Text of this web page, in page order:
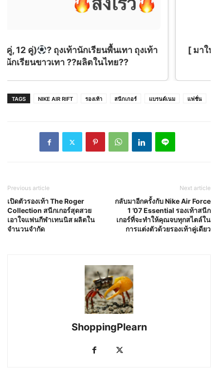
[ มาใหม่ ] รองเท้าผ้าใบสุดชิค สีใหม่ครีมดำ สวย
ไม่ซ้ำใคร พร้อมส่งจากไทย
TAGS NIKE AIR RIFT รองเท้า สนีกเกอร์ แบรนด์เนม แฟชั่น
Previous article
เปิดตัวรองเท้า The Roger
Collection สนีกเกอร์สุดสวย
เอาใจแฟนกีฬาเทนนิส ผลิตใน
จำนวนจำกัด
Next article
กลับมาอีกครั้งกับ Nike Air Force
1 ’07 Essential รองเท้าสนีก
เกอร์ที่จะทำให้คุณจบทุกสไตล์ใน
การแต่งตัวด้วยรองเท้าคู่เดียว
ShoppingPlearn